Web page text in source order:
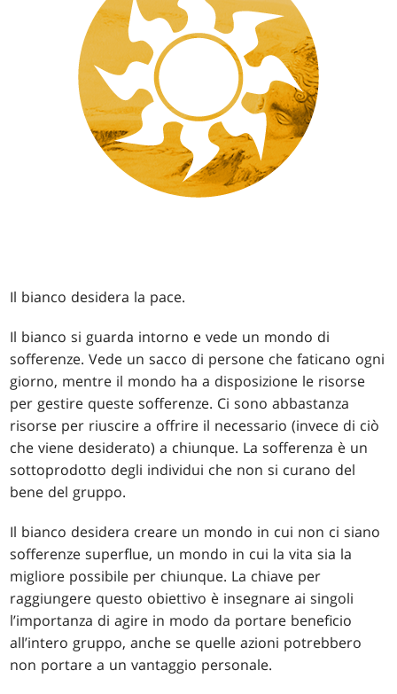
Il bianco desidera la pace.
Il bianco si guarda intorno e vede un mondo di
sofferenze. Vede un sacco di persone che faticano ogni
giorno, mentre il mondo ha a disposizione le risorse
per gestire queste sofferenze. Ci sono abbastanza
risorse per riuscire a offrire il necessario (invece di ciò
che viene desiderato) a chiunque. La sofferenza è un
sottoprodotto degli individui che non si curano del
bene del gruppo.
Il bianco desidera creare un mondo in cui non ci siano
sofferenze superflue, un mondo in cui la vita sia la
migliore possibile per chiunque. La chiave per
raggiungere questo obiettivo è insegnare ai singoli
l’importanza di agire in modo da portare beneficio
all’intero gruppo, anche se quelle azioni potrebbero
non portare a un vantaggio personale.